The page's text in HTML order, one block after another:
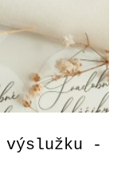
výslužku -